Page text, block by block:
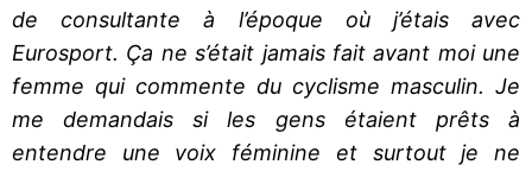
de consultante à l’époque où j’étais avec
Eurosport. Ça ne s’était jamais fait avant moi une
femme qui commente du cyclisme masculin. Je
me demandais si les gens étaient prêts à
entendre une voix féminine et surtout je ne